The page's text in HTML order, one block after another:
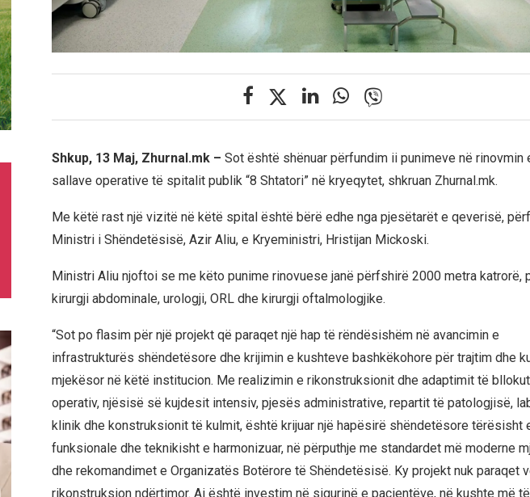
Shkup, 13 Maj, Zhurnal.mk – Sot është shënuar përfundim ii punimeve në rinovmin
sallave operative të spitalit publik “8 Shtatori” në kryeqytet, shkruan Zhurnal.mk.
Me këtë rast një vizitë në këtë spital është bërë edhe nga pjesëtarët e qeverisë,
Ministri i Shëndetësisë, Azir Aliu, e Kryeministri, Hristijan Mickoski.
Ministri Aliu njoftoi se me këto punime rinovuese janë përfshirë 2000 metra katrorë,
kirurgji abdominale, urologji, ORL dhe kirurgji oftalmologjike.
“Sot po flasim për një projekt që paraqet një hap të rëndësishëm në avancimin e
infrastrukturës shëndetësore dhe krijimin e kushteve bashkëkohore për trajtim dhe
mjekësor në këtë institucion. Me realizimin e rikonstruksionit dhe adaptimit të bllokut
operativ, njësisë së kujdesit intensiv, pjesës administrative, repartit të patologjisë,
klinik dhe konstruksionit të kulmit, është krijuar një hapësirë shëndetësore tërësisht
funksionale dhe teknikisht e harmonizuar, në përputhje me standardet më moderne
dhe rekomandimet e Organizatës Botërore të Shëndetësisë. Ky projekt nuk paraqet
rikonstruksion ndërtimor. Ai është investim në sigurinë e pacientëve, në kushte më